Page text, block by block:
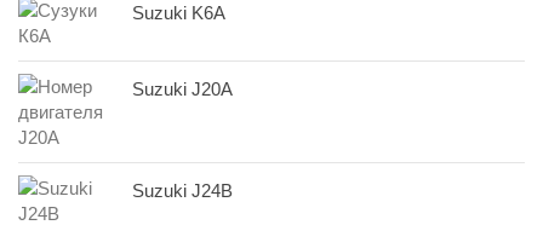
Suzuki K6A
Suzuki J20A
Suzuki J24B